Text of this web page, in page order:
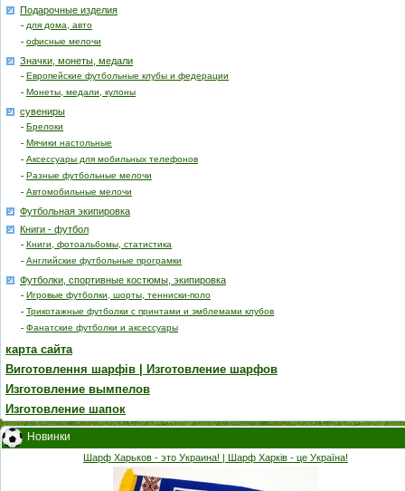
Подарочные изделия
- для дома, авто
- офисные мелочи
Значки, монеты, медали
- Европейские футбольные клубы и федерации
- Монеты, медали, кулоны
сувениры
- Брелоки
- Мячики настольные
- Аксессуары для мобильных телефонов
- Разные футбольные мелочи
- Автомобильные мелочи
Футбольная экипировка
Книги - футбол
- Книги, фотоальбомы, статистика
- Английские футбольные програмки
Футболки, спортивные костюмы, экипировка
- Игровые футболки, шорты, тенниски-поло
- Трикотажные футболки с принтами и эмблемами клубов
- Фанатские футболки и аксессуары
карта сайта
Виготовлення шарфів | Изготовление шарфов
Изготовление вымпелов
Изготовление шапок
Новинки
Шарф Харьков - это Украина! | Шарф Харків - це Україна!